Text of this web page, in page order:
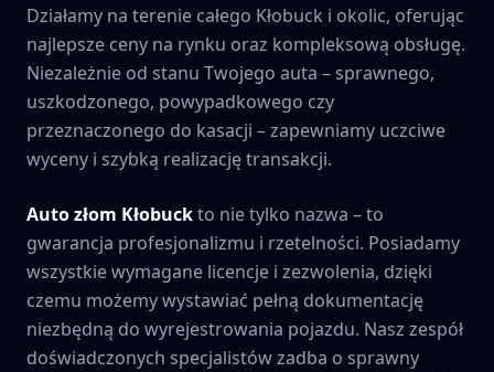
Działamy na terenie całego Kłobuck i okolic, oferując
najlepsze ceny na rynku oraz kompleksową obsługę.
Niezależnie od stanu Twojego auta – sprawnego,
uszkodzonego, powypadkowego czy
przeznaczonego do kasacji – zapewniamy uczciwe
wyceny i szybką realizację transakcji.
Auto złom Kłobuckto nie tylko nazwa – to
gwarancja profesjonalizmu i rzetelności. Posiadamy
wszystkie wymagane licencje i zezwolenia, dzięki
czemu możemy wystawiać pełną dokumentację
niezbędną do wyrejestrowania pojazdu. Nasz zespół
doświadczonych specjalistów zadba o sprawny